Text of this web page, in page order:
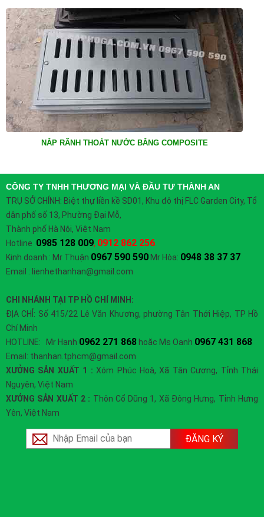
NẮP RÃNH THOÁT NƯỚC BẰNG COMPOSITE
CÔNG TY TNHH THƯƠNG MẠI VÀ ĐẦU TƯ THÀNH AN
TRỤ SỞ CHÍNH: Biệt thự liền kề SD01, Khu đô thị FLC Garden City, Tổ
dân phố số 13, Phường Đại Mỗ,
Thành phố Hà Nội, Việt Nam
Hotline 0985 128 009, 0912 862 256
Kinh doanh : Mr Thuận 0967 590 590 Mr Hòa: 0948 38 37 37
Email : lienhethanhan@gmail.com
CHI NHÁNH TẠI TP HỒ CHÍ MINH:
ĐỊA CHỈ: Số 415/22 Lê Văn Khương, phường Tân Thới Hiệp, TP Hồ
Chí Minh
HOTLINE: Mr Hạnh 0962 271 868 hoặc Ms Oanh 0967 431 868
Email: thanhan.tphcm@gmail.com
XƯỞNG SẢN XUẤT 1 : Xóm Phúc Hoà, Xã Tân Cương, Tỉnh Thái
Nguyên, Việt Nam
XƯỞNG SẢN XUẤT 2 : Thôn Cổ Dũng 1, Xã Đông Hưng, Tỉnh Hưng
Yên, Việt Nam
ĐĂNG KÝ